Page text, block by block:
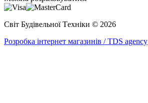
Світ Будівельної Tехніки © 2026
Розробка інтернет магазинів / TDS agency